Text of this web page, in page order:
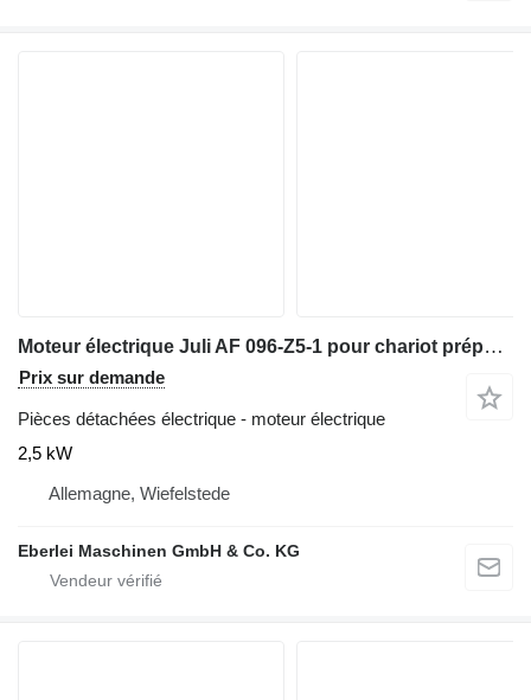
Moteur électrique Juli AF 096-Z5-1 pour chariot préparateur de commandes Jungheinrich ECE 20
Prix sur demande
Pièces détachées électrique - moteur électrique
2,5 kW
Allemagne, Wiefelstede
Eberlei Maschinen GmbH & Co. KG